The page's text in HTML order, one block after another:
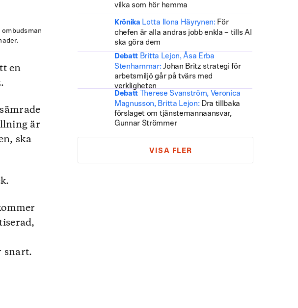
en
är
ska
snart.
vilka som hör hemma
Krönika Lotta Ilona Häyrynen: För
chefen är alla andras jobb enkla – tills AI
ska göra dem
Debatt Britta Lejon, Åsa Erba
Stenhammar: Johan Britz strategi för
arbetsmiljö går på tvärs med
verkligheten
Debatt
Therese Svanström, Veronica
Magnusson, Britta Lejon: Dra tillbaka
förslaget om tjänstemannaansvar,
Gunnar Strömmer
VISA FLER